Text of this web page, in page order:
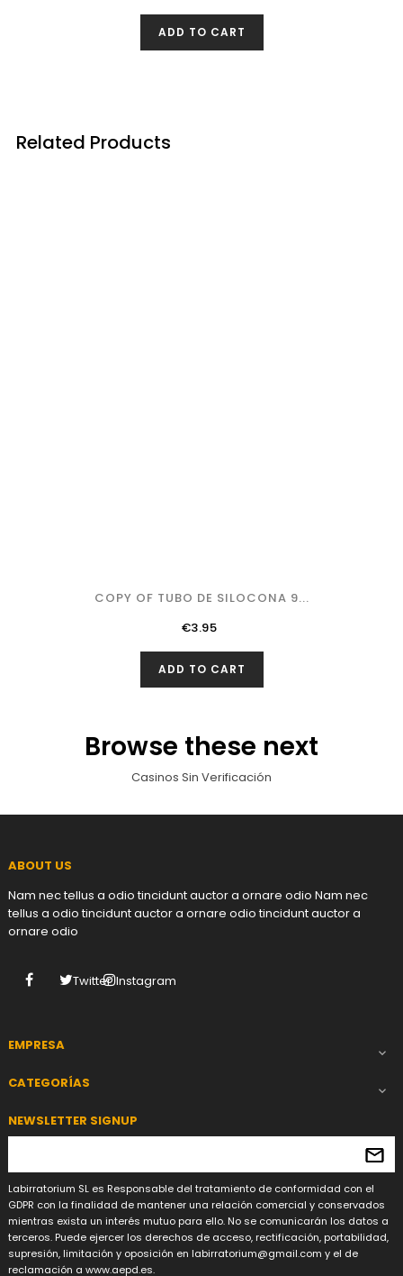
ADD TO CART
Related Products
COPY OF TUBO DE SILOCONA 9...
Price
€3.95
ADD TO CART
Browse these next
Casinos Sin Verificación
ABOUT US
Nam nec tellus a odio tincidunt auctor a ornare odio Nam nec
tellus a odio tincidunt auctor a ornare odio tincidunt auctor a
ornare odio
Facebook
Twitter Instagram
EMPRESA 
CATEGORÍAS 
NEWSLETTER SIGNUP
Labirratorium SL es Responsable del tratamiento de conformidad con el
GDPR con la finalidad de mantener una relación comercial y conservados
mientras exista un interés mutuo para ello. No se comunicarán los datos a
terceros. Puede ejercer los derechos de acceso, rectificación, portabilidad,
supresión, limitación y oposición en labirratorium@gmail.com y el de
reclamación a www.aepd.es.